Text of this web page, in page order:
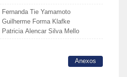
Fernanda Tie Yamamoto
Guilherme Forma Klafke
Patricia Alencar Silva Mello
Anexos